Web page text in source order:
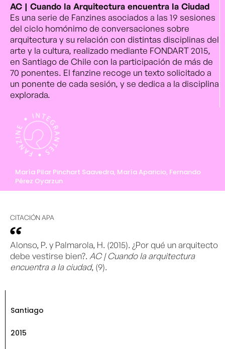
AC | Cuando la Arquitectura encuentra la Ciudad
Es una serie de Fanzines asociados a las 19 sesiones
del ciclo homónimo de conversaciones sobre
arquitectura y su relación con distintas disciplinas del
arte y la cultura, realizado mediante FONDART 2015,
en Santiago de Chile con la participación de más de
70 ponentes. El fanzine recoge un texto solicitado a
un ponente de cada sesión, y se dedica a la disciplina
explorada.
María Pilar Pinchart Saavedra, María Aparicio, Fernando
Pérez Oyarzun
CITACIÓN APA
Alonso, P. y Palmarola, H. (2015). ¿Por qué un arquitecto
debe vestirse bien?. AC | Cuando la arquitectura
encuentra a la ciudad, (9).
Santiago
2015